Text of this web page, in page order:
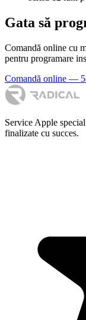
Gata să
Comandă online cu
pentru programare
Comandă online —
Service Apple
finalizate cu succes.